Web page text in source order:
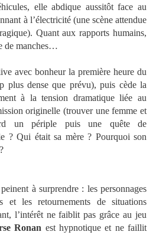
elle abdique aussitôt face au
à l’électricité (une scène attendue
Quant aux rapports humains,
de manches…
avec bonheur la première heure du
plus dense que prévu), puis cède la
à la tension dramatique liée au
originelle (trouver une femme et
un périple puis une quête de
? Qui était sa mère ? Pourquoi son
à surprendre : les personnages
et les retournements de situations
l’intérêt ne faiblit pas grâce au jeu
Ronan est hypnotique et ne faillit